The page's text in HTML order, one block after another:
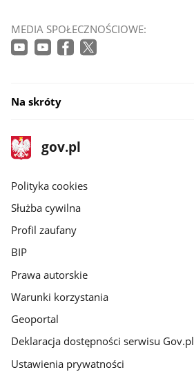
MEDIA SPOŁECZNOŚCIOWE:
Na skróty
stopka
gov.pl
Strona
gov.pl
gov.pl
Polityka cookies
Służba cywilna
Profil zaufany
BIP
Prawa autorskie
Warunki korzystania
Geoportal
Deklaracja dostępności serwisu Gov.pl
Ustawienia prywatności